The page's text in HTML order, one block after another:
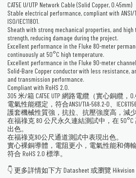
CAT5E U/UTP Network Cable (Solid Copper, 0.45mm)
Stable electrical performance, compliant with ANSI/
ISO/IEC11801.
Sheath with strong mechanical properties, and high
strength, reducing damage during the project.
Excellent performance in the Fluke 80-meter
continuously at 50°C high temperature.
Excellent performance in the Fluke 90-meter
Solid-Bare Copper conductor with less resistance,
and transmission performance.
Compliant with RoHS 2.0.
305 米/箱 CAT5E UTP 網路電纜（實心銅纜，
電氣性能穩定，符合ANSI/TIA-568.2-D、IEC61156
護套機械性質強，抗拉、抗壓強度高，減
在福祿克 80 公尺永久連結測試中，在
出色。
在福祿克90公尺通道測試中表現出色。
實心裸銅導體，電阻更小，電氣性能和傳輸
符合 RoHS 2.0 標準。
👇 更多詳情如下方 Datasheet 或瀏覽